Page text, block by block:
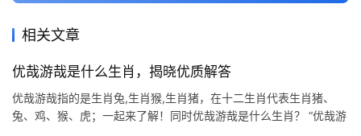
相关文章
优哉游哉是什么生肖，揭晓优质解答
优哉游哉指的是生肖兔,生肖猴,生肖猪，在十二生肖代表生肖猪、
兔、鸡、猴、虎；一起来了解！同时优哉游哉是什么生肖？ “优哉游